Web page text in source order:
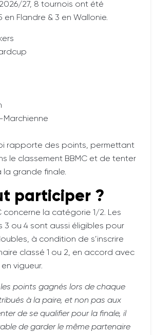
27, 8 tournois ont été
en Flandre & 3 en Wallonie.
rapporte des points, permettant
le classement BBMC et de tenter
grande finale.
participer ?
concerne la catégorie 1/2. Les
3 ou 4 sont aussi éligibles pour
à condition de s’inscrire
classé 1 ou 2, en accord avec
vigueur.
points gagnés lors de chaque
à la paire, et non pas aux
de se qualifier pour la finale, il
de garder le même partenaire